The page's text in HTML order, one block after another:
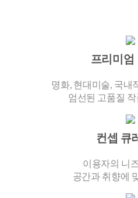
프리미엄
명화, 현대미술, 국내
엄선된 고품질 작
컨셉 큐
이용자의 니
공간과 취향에